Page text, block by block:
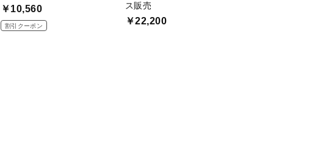
￥10,560
割引クーポン
ス販売
￥22,200